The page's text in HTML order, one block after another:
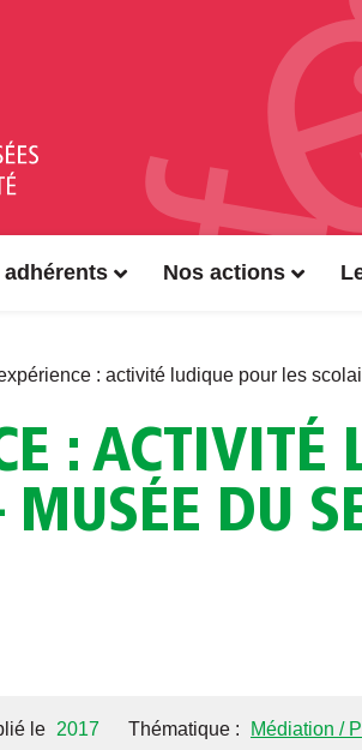
adhérents Nos actions
: activité ludique pour les
: ACTIVITÉ
MUSÉE DU
le 2017 Thématique : Médiation /